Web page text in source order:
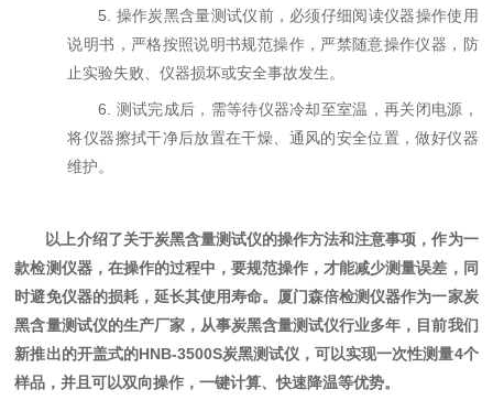
5. 操作炭黑含量测试仪前，必须仔细阅读仪器操作使用
说明书，严格按照说明书规范操作，严禁随意操作仪器，防
止实验失败、仪器损坏或安全事故发生。
6. 测试完成后，需等待仪器冷却至室温，再关闭电源，
将仪器擦拭干净后放置在干燥、通风的安全位置，做好仪器
维护。
以上介绍了关于炭黑含量测试仪的操作方法和注意事项，作为一
款检测仪器，在操作的过程中，要规范操作，才能减少测量误差，同
时避免仪器的损耗，延长其使用寿命。
厦门森倍检测仪器作为一家炭
黑含量测试仪的生产厂家，从事炭黑含量测试仪行业多年，目前我们
新推出的开盖式的HNB-3500S炭黑测试仪，可以实现一次性测量4个
样品，并且可以双向操作，一键计算、快速降温等优势。